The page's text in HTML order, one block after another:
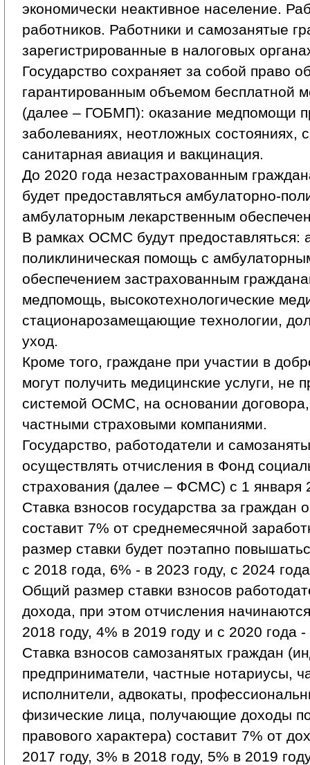
экономически неактивное население.
работников. Работники и самозанятые
зарегистрированные в налоговых
Государство сохраняет за собой право
гарантированным объемом бесплатной
(далее – ГОБМП): оказание медпомощи
заболеваниях, неотложных состояниях,
санитарная авиация и вакцинация.
До 2020 года незастрахованным
будет предоставляться амбулаторно-
амбулаторным лекарственным
В рамках ОСМС будут предоставляться:
поликлиническая помощь с
обеспечением застрахованным
медпомощь, высокотехнологические
стационарозамещающие технологии,
уход.
Кроме того, граждане при участии в
могут получить медицинские услуги, не
системой ОСМС, на основании договора,
частными страховыми компаниями.
Государство, работодатели и
осуществлять отчисления в Фонд
страхования (далее – ФСМС) с 1 января
Ставка взносов государства за граждан
составит 7% от среднемесячной
размер ставки будет поэтапно
с 2018 года, 6% - в 2023 году, с 2024
Общий размер ставки взносов
дохода, при этом отчисления
2018 году, 4% в 2019 году и с 2020 года
Ставка взносов самозанятых граждан
предприниматели, частные нотариусы,
исполнители, адвокаты,
физические лица, получающие доходы
правового характера) составит 7% от
2017 году, 3% в 2018 году, 5% в 2019